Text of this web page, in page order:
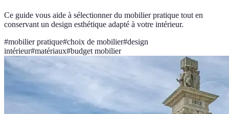
Ce guide vous aide à sélectionner du mobilier pratique tout en
conservant un design esthétique adapté à votre intérieur.
#mobilier pratique#choix de mobilier#design
intérieur#matériaux#budget mobilier